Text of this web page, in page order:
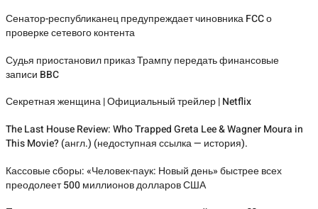
Сенатор-республиканец предупреждает чиновника FCC о
проверке сетевого контента
Судья приостановил приказ Трампу передать финансовые
записи BBC
Секретная женщина | Официальный трейлер | Netflix
The Last House Review: Who Trapped Greta Lee & Wagner Moura in
This Movie? (англ.) (недоступная ссылка — история).
Кассовые сборы: «Человек-паук: Новый день» быстрее всех
преодолеет 500 миллионов долларов США